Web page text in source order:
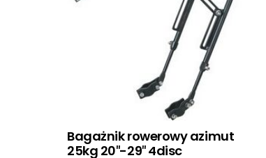
Bagażnik rowerowy azimut
25kg 20″-29″ 4disc